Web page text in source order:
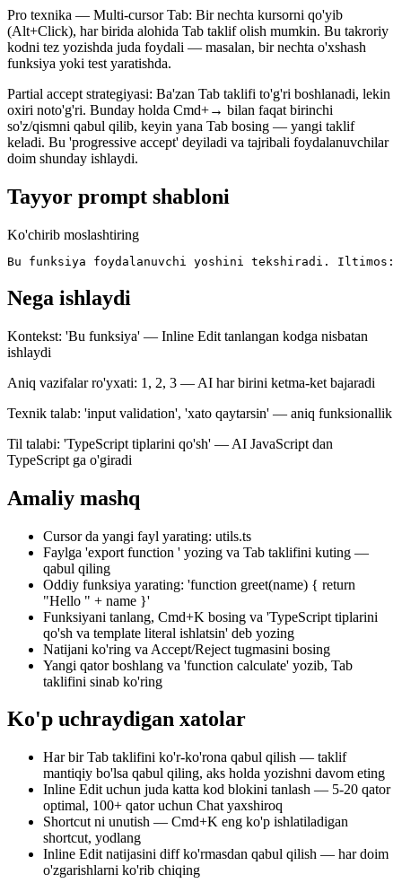
Pro texnika — Multi-cursor Tab: Bir nechta kursorni qo'yib
(Alt+Click), har birida alohida Tab taklif olish mumkin. Bu takroriy
kodni tez yozishda juda foydali — masalan, bir nechta o'xshash
funksiya yoki test yaratishda.
Partial accept strategiyasi: Ba'zan Tab taklifi to'g'ri boshlanadi, lekin
oxiri noto'g'ri. Bunday holda Cmd+→ bilan faqat birinchi
so'z/qismni qabul qilib, keyin yana Tab bosing — yangi taklif
keladi. Bu 'progressive accept' deyiladi va tajribali foydalanuvchilar
doim shunday ishlaydi.
Tayyor prompt shabloni
Ko'chirib moslashtiring
Bu funksiya foydalanuvchi yoshini tekshiradi.
Nega ishlaydi
Kontekst: 'Bu funksiya' — Inline Edit tanlangan kodga nisbatan
ishlaydi
Aniq vazifalar ro'yxati: 1, 2, 3 — AI har birini ketma-ket bajaradi
Texnik talab: 'input validation', 'xato qaytarsin' — aniq funksionallik
Til talabi: 'TypeScript tiplarini qo'sh' — AI JavaScript dan
TypeScript ga o'giradi
Amaliy mashq
Cursor da yangi fayl yarating: utils.ts
Faylga 'export function ' yozing va Tab taklifini kuting —
qabul qiling
Oddiy funksiya yarating: 'function greet(name) { return
"Hello " + name }'
Funksiyani tanlang, Cmd+K bosing va 'TypeScript tiplarini
qo'sh va template literal ishlatsin' deb yozing
Natijani ko'ring va Accept/Reject tugmasini bosing
Yangi qator boshlang va 'function calculate' yozib, Tab
taklifini sinab ko'ring
Ko'p uchraydigan xatolar
Har bir Tab taklifini ko'r-ko'rona qabul qilish — taklif
mantiqiy bo'lsa qabul qiling, aks holda yozishni davom eting
Inline Edit uchun juda katta kod blokini tanlash — 5-20 qator
optimal, 100+ qator uchun Chat yaxshiroq
Shortcut ni unutish — Cmd+K eng ko'p ishlatiladigan
shortcut, yodlang
Inline Edit natijasini diff ko'rmasdan qabul qilish — har doim
o'zgarishlarni ko'rib chiqing